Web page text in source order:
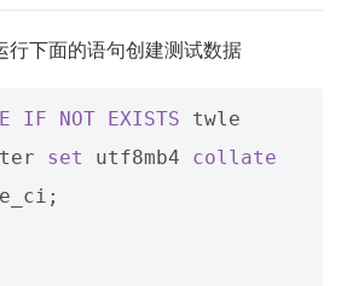
行下面的语句创建测试数据
IF NOT EXISTS
twle
set utf8mb4
collate
;